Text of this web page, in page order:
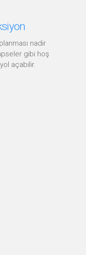
gibi hoş
açabilir.